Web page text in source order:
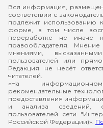
Вся информация,
соответствии с
подлежит
форме, в том числе
переработке не иначе
правообладателя.
мнениями,
пользователей или
Редакция не несёт
читателей.
«На
рекомендательные
предоставления
и анализа сведений,
пользователей сети
Российской Федерации)».